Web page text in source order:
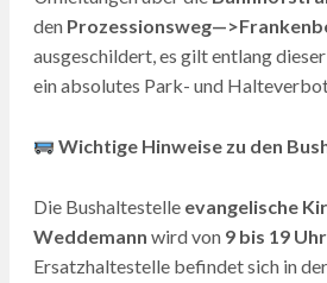
den
ausgeschildert, es gilt entlang
ein absolutes Park- und
Wichtige Hinweise zu den
Die Bushaltestelle evangelische
Weddemann wird von 9 bis 19 Uhr
Ersatzhaltestelle befindet sich in der